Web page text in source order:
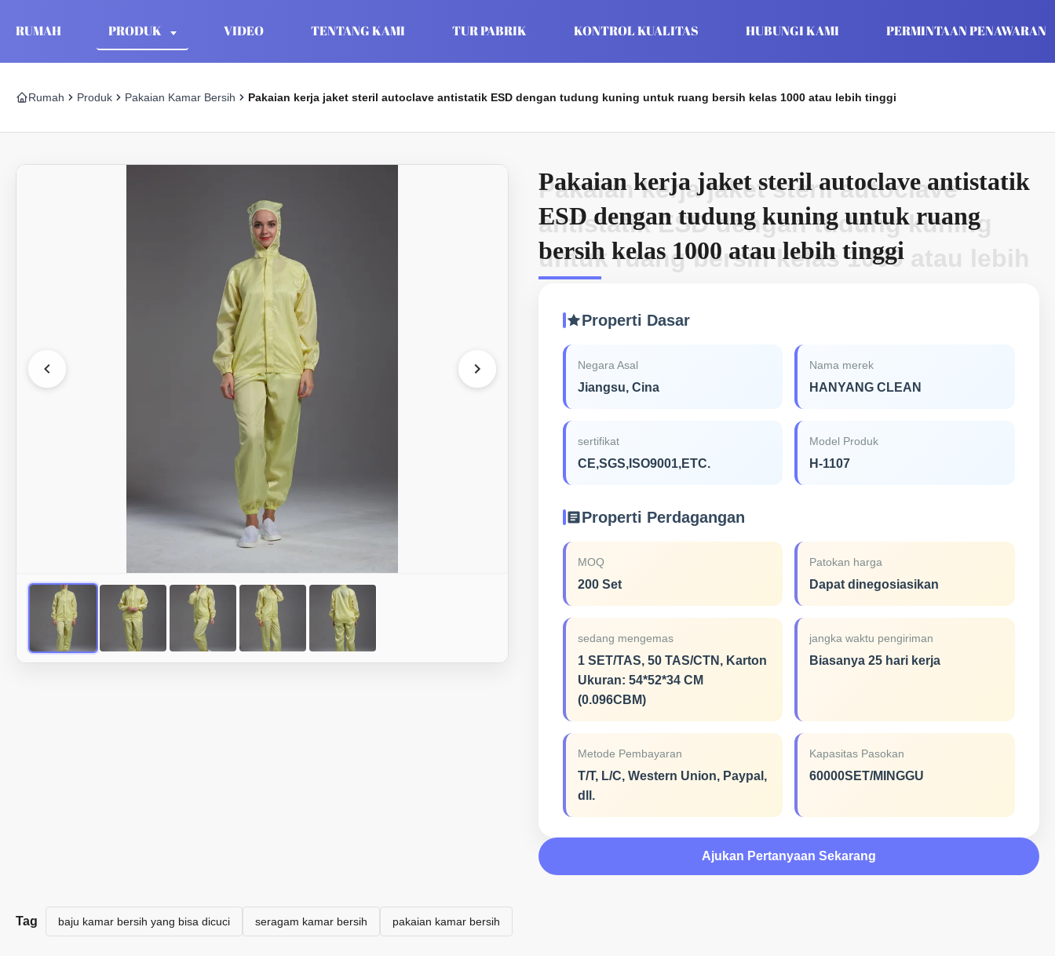
RUMAH PRODUK VIDEO TENTANG KAMI TUR PABRIK KONTROL KUALITAS HUBUNGI KAMI PERMINTAAN PENAWARAN
Rumah Produk Pakaian Kamar Bersih Pakaian kerja jaket steril autoclave antistatik ESD dengan tudung kuning untuk ruang bersih kelas 1000 atau lebih tinggi
Pakaian kerja jaket steril autoclave antistatik
ESD dengan tudung kuning untuk ruang
bersih kelas 1000 atau lebih tinggi
Pakaian kerja jaket steril autoclave
antistatik ESD dengan tudung kuning
untuk ruang bersih kelas 1000 atau lebih
Properti Dasar
Negara Asal
Jiangsu, Cina
Nama merek
HANYANG CLEAN
sertifikat
CE,SGS,ISO9001,ETC.
Model Produk
H-1107
Properti Perdagangan
MOQ
200 Set
Patokan harga
Dapat dinegosiasikan
sedang mengemas
1 SET/TAS, 50 TAS/CTN, Karton
Ukuran: 54*52*34 CM
(0.096CBM)
jangka waktu pengiriman
Biasanya 25 hari kerja
Metode Pembayaran
T/T, L/C, Western Union, Paypal,
dll.
Kapasitas Pasokan
60000SET/MINGGU
Ajukan Pertanyaan Sekarang
Tag baju kamar bersih yang bisa dicuci seragam kamar bersih pakaian kamar bersih